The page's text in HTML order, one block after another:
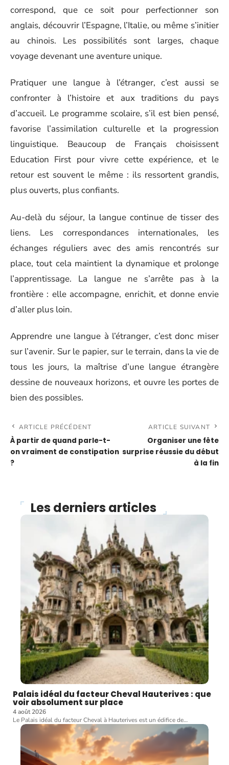
correspond, que ce soit pour perfectionner son
anglais, découvrir l’Espagne, l’Italie, ou même s’initier
au chinois. Les possibilités sont larges, chaque
voyage devenant une aventure unique.
Pratiquer une langue à l’étranger, c’est aussi se
confronter à l’histoire et aux traditions du pays
d’accueil. Le programme scolaire, s’il est bien pensé,
favorise l’assimilation culturelle et la progression
linguistique. Beaucoup de Français choisissent
Education First pour vivre cette expérience, et le
retour est souvent le même : ils ressortent grandis,
plus ouverts, plus confiants.
Au-delà du séjour, la langue continue de tisser des
liens. Les correspondances internationales, les
échanges réguliers avec des amis rencontrés sur
place, tout cela maintient la dynamique et prolonge
l’apprentissage. La langue ne s’arrête pas à la
frontière : elle accompagne, enrichit, et donne envie
d’aller plus loin.
Apprendre une langue à l’étranger, c’est donc miser
sur l’avenir. Sur le papier, sur le terrain, dans la vie de
tous les jours, la maîtrise d’une langue étrangère
dessine de nouveaux horizons, et ouvre les portes de
bien des possibles.
ARTICLE PRÉCÉDENT
À partir de quand parle-t-
on vraiment de constipation
?
ARTICLE SUIVANT
Organiser une fête
surprise réussie du début
à la fin
Les derniers articles
Palais idéal du facteur Cheval Hauterives : que
voir absolument sur place
4 août 2026
Le Palais idéal du facteur Cheval à Hauterives est un édifice de…